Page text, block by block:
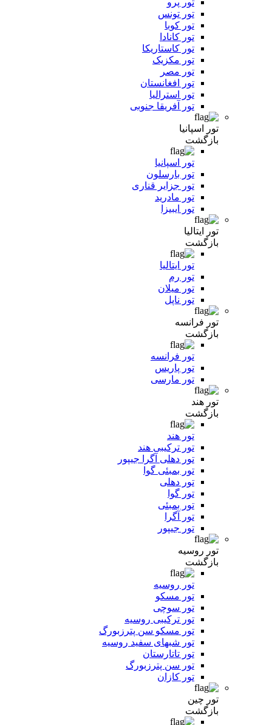
تور پرو
تور تونس
تور کوبا
تور کانادا
تور کاستاریکا
تور مکزیک
تور مصر
تور افغانستان
تور استرالیا
تور آفریقا جنوبی
تور اسپانیا
بازگشت
تور اسپانیا
تور بارسلون
تور جزایر قناری
تور مادرید
تور ایبیزا
تور ایتالیا
بازگشت
تور ایتالیا
تور رم
تور میلان
تور ناپل
تور فرانسه
بازگشت
تور فرانسه
تور پاریس
تور مارسی
تور هند
بازگشت
تور هند
تور ترکیبی هند
تور دهلی آگرا جیپور
تور بمبئی گوا
تور دهلی
تور گوا
تور بمبئی
تور آگرا
تور جیپور
تور روسیه
بازگشت
تور روسیه
تور مسکو
تور سوچی
تور ترکیبی روسیه
تور مسکو سن پترزبورگ
تور شبهای سفید روسیه
تور تاتارستان
تور سن پترزبورگ
تور کازان
تور چین
بازگشت